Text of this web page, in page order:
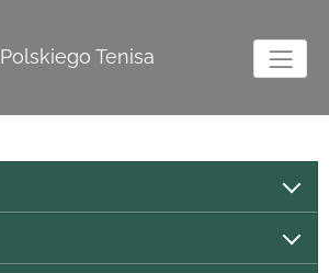
Polskiego Tenisa